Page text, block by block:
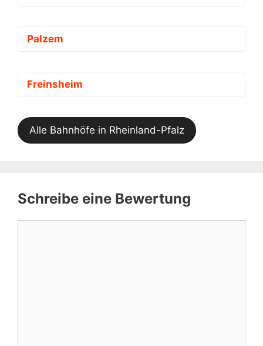
Palzem
Freinsheim
Alle Bahnhöfe in Rheinland-Pfalz
Schreibe eine Bewertung